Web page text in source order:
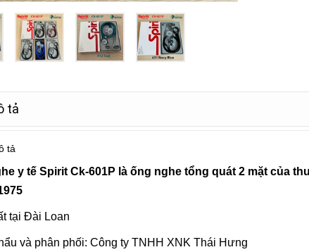
tả
tả
y tếSpirit Ck-601P là ống nghe tổng quát 2 mặt của
tại Đài Loan
và phân phối: Công ty TNHH XNK Thái Hưng